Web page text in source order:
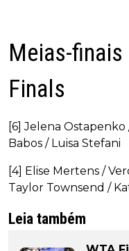
Meias-finais
Finals
[6] Jelena Ostapenko
Babos / Luisa Stefani
[4] Elise Mertens /
Taylor Townsend /
Leia também